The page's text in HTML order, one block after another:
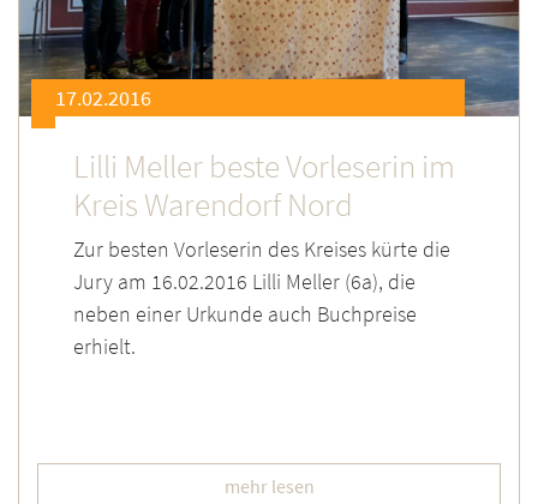
17.02.2016
Lilli Meller beste Vorleserin im
Kreis Warendorf Nord
Zur besten Vorleserin des Kreises kürte die
Jury am 16.02.2016 Lilli Meller (6a), die
neben einer Urkunde auch Buchpreise
erhielt.
mehr lesen